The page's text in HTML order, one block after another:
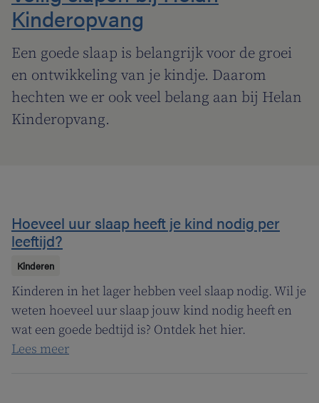
Kinderopvang
Een goede slaap is belangrijk voor de groei
en ontwikkeling van je kindje. Daarom
hechten we er ook veel belang aan bij Helan
Kinderopvang.
Hoeveel uur slaap heeft je kind nodig per
leeftijd?
Kinderen
Kinderen in het lager hebben veel slaap nodig. Wil je
weten hoeveel uur slaap jouw kind nodig heeft en
wat een goede bedtijd is? Ontdek het hier.
Lees meer